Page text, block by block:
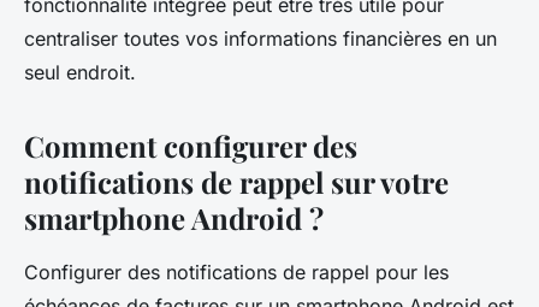
fonctionnalité intégrée peut être très utile pour
centraliser toutes vos informations financières en un
seul endroit.
Comment configurer des
notifications de rappel sur votre
smartphone Android ?
Configurer des notifications de rappel pour les